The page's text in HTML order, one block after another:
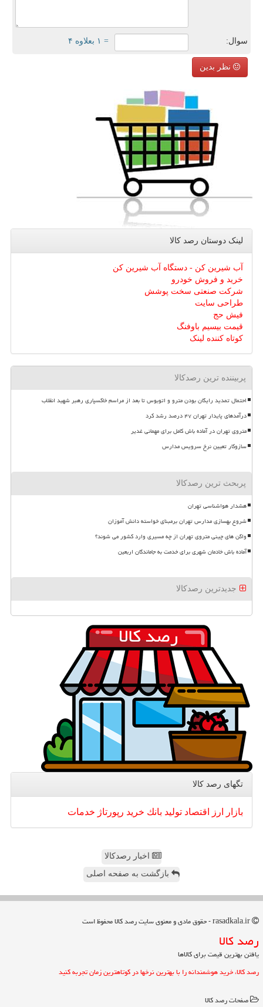
سوال: = ۱ بعلاوه ۴
نظر بدین
لینک دوستان رصد كالا
آب شیرین کن - دستگاه آب شیرین کن
خرید و فروش خودرو
شرکت صنعتی سخت پوشش
طراحی سایت
فیش حج
قیمت بیسیم باوفنگ
کوتاه کننده لینک
پربیننده ترین رصدکالا
احتمال تمدید رایگان بودن مترو و اتوبوس تا بعد از مراسم خاکسپاری رهبر شهید انقلاب
درآمدهای پایدار تهران ۴۷ درصد رشد کرد
متروی تهران در آماده باش کامل برای مهمانی غدیر
سازوکار تعیین نرخ سرویس مدارس
پربحث ترین رصدکالا
هشدار هواشناسی تهران
شروع بهسازی مدارس تهران برمبنای خواسته دانش آموزان
واگن های چینی متروی تهران از چه مسیری وارد کشور می شوند؟
آماده باش خادمان شهری برای خدمت به جاماندگان اربعین
جدیدترین رصدکالا
تگهای رصد كالا
بازار ارز اقتصاد تولید بانك خرید رپورتاژ خدمات
اخبار رصدکالا
بازگشت به صفحه اصلی
رصد كالا
یافتن بهترین قیمت برای کالاها
رصد کالا، خرید هوشمندانه را با بهترین نرخها در کوتاهترین زمان تجربه کنید
صفحات رصد كالا